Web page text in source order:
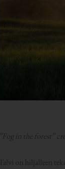
”Fog in the forest”
Talvi on hiljalleen